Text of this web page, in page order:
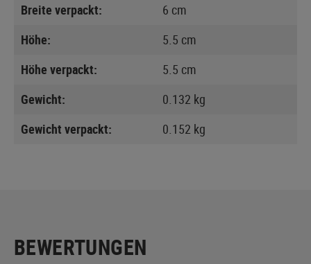
Breite verpackt:
6 cm
Höhe:
5.5 cm
Höhe verpackt:
5.5 cm
Gewicht:
0.132 kg
Gewicht verpackt:
0.152 kg
BEWERTUNGEN